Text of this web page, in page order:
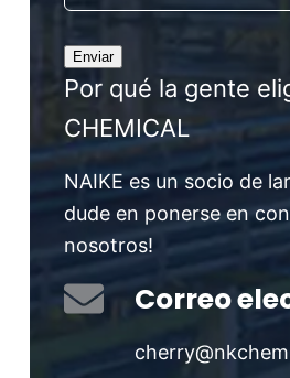
Por qué la gente
CHEMICAL
NAIKE es un socio de
dude en ponerse en
nosotros!
Correo